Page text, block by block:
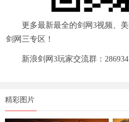
更多最新最全的剑网3视频、
剑网三专区！
新浪剑网3玩家交流群：
精彩图片